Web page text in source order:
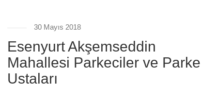
30 Mayıs 2018
Esenyurt Akşemseddin
Mahallesi Parkeciler ve Parke
Ustaları